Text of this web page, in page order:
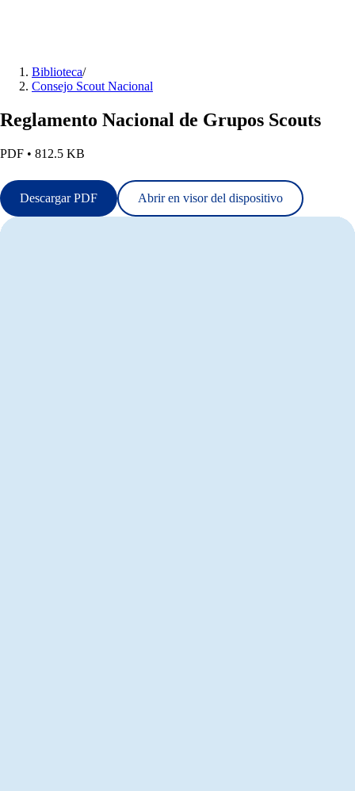
Biblioteca/
Consejo Scout Nacional
Reglamento Nacional de Grupos Scouts
PDF • 812.5 KB
Descargar PDF Abrir en visor del dispositivo